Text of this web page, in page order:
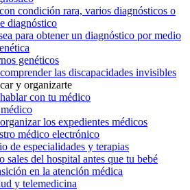
condición rara, varios diagnósticos o
diagnóstico
para obtener un diagnóstico por medio
genéticos
las discapacidades invisibles
y organizarte
con tu médico
los expedientes médicos
médico electrónico
de especialidades y terapias
sales del hospital antes que tu bebé
en la atención médica
y telemedicina